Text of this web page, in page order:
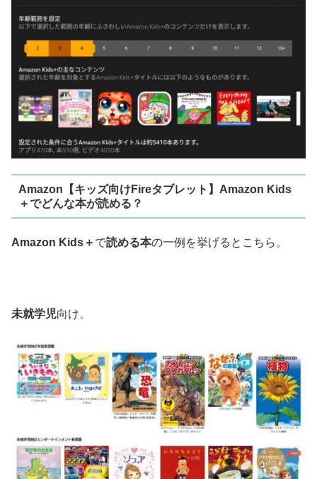
Amazon【キッズ向けFireタブレット】Amazon Kids
＋でどんな本が読める？
Amazon Kids＋ で読める本の一例を挙げるとこちら。
未就学児向け、